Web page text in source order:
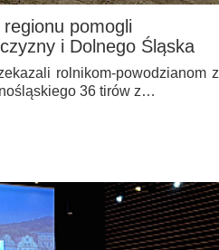
pomogli
i Dolnego Śląska
rolnikom-powodzianom z
36 tirów z…